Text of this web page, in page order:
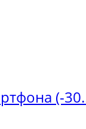
(-